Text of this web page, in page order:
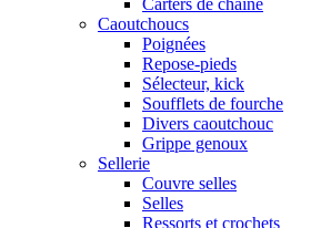
Carters de chaîne
Caoutchoucs
Poignées
Repose-pieds
Sélecteur, kick
Soufflets de fourche
Divers caoutchouc
Grippe genoux
Sellerie
Couvre selles
Selles
Ressorts et crochets